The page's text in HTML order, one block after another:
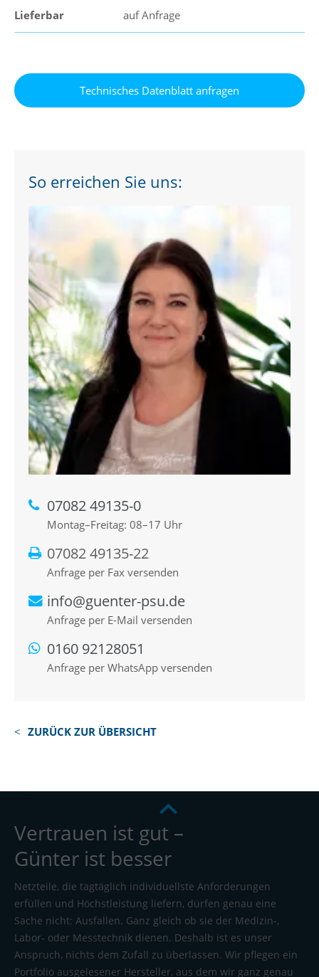
Lieferbar auf Anfrage
So erreichen Sie uns:
07082 49135-0
Montag–Freitag: 08–17 Uhr
07082 49135-22
Anfrage per Fax versenden
info@guenter-psu.de
Anfrage per E-Mail versenden
0160 92128051
Anfrage per WhatsApp versenden
ZURÜCK ZUR ÜBERSICHT
Vertrauen ist gut –
Günter ist besser
Netzteile, die tagtäglich individuellste Anforderungen
erfüllen und Höchstleistung liefern, dürfen genau eine
Sache nicht: Ausfallen. Ganz gleich ob sie der Medizin-,
Labor- oder Messtechnik dienen. Deshalb ist es unser
Anspruch, nichts dem Zufall zu überlassen. Wir pflegen ein
Portfolio ausgelesener Hersteller, aus dem wir ganz genau